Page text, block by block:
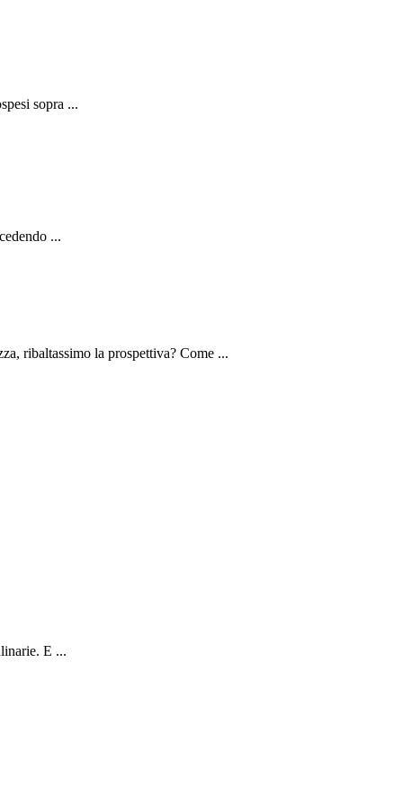
sopra ...
...
ribaltassimo la prospettiva? Come ...
E ...